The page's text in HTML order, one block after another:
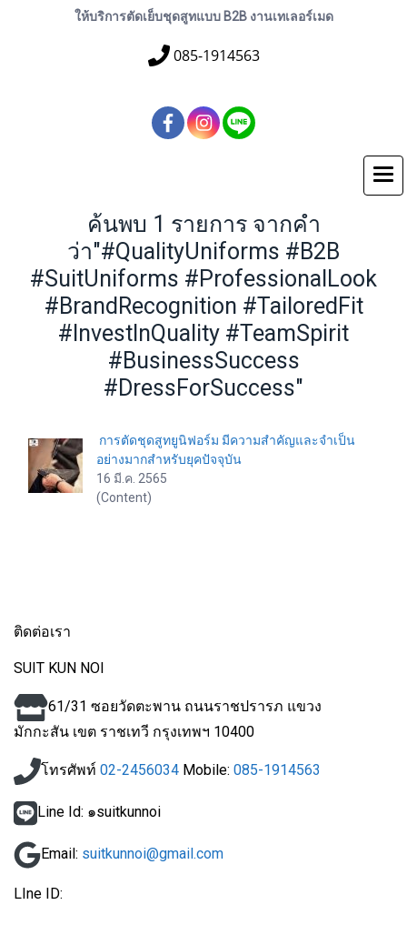
ให้บริการตัดเย็บชุดสูทแบบ B2B งานเทเลอร์เมด
085-1914563
ค้นพบ 1 รายการ จากคำ
ว่า"#QualityUniforms #B2B
#SuitUniforms #ProfessionalLook
#BrandRecognition #TailoredFit
#InvestInQuality #TeamSpirit
#BusinessSuccess
#DressForSuccess"
การตัดชุดสูทยูนิฟอร์ม มีความสำคัญและจำเป็น
อย่างมากสำหรับยุคปัจจุบัน
16 มี.ค. 2565
(Content)
ติดต่อเรา
SUIT KUN NOI
61/31 ซอยวัดตะพาน ถนนราชปรารภ แขวง
มักกะสัน เขต ราชเทวี กรุงเทพฯ 10400
โทรศัพท์ 02-2456034 Mobile: 085-1914563
Line Id: ๑suitkunnoi
Email: suitkunnoi@gmail.com
LIne ID: